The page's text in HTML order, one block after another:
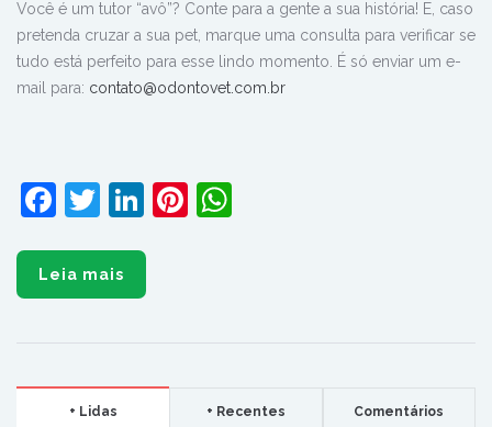
Você é um tutor “avô”? Conte para a gente a sua história! E, caso
pretenda cruzar a sua pet, marque uma consulta para verificar se
tudo está perfeito para esse lindo momento. É só enviar um e-
mail para: contato@odontovet.com.br
Facebook
Twitter
LinkedIn
Pinterest
Leia mais
+ Lidas + Recentes Comentários